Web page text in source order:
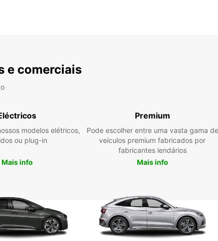
máxima
total, pode
estações
que está à
e
Treviso fica
turistas
escolhem a
e comerciais
modelos elétricos,
ou plug-in
Mais info
Premium
Pode escolher entre uma vasta gama de
veículos premium fabricados por
fabricantes lendários
Mais info